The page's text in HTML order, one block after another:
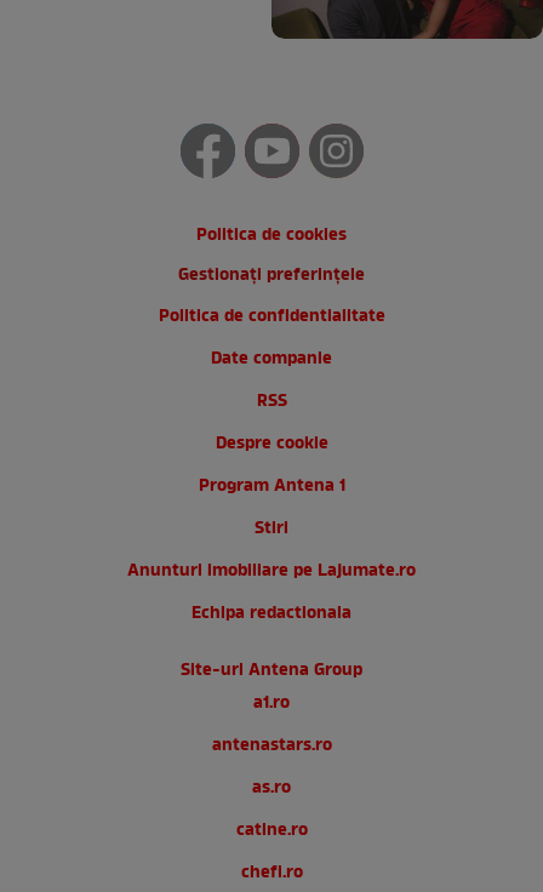
Politica de cookies
Gestionați preferințele
Politica de confidentialitate
Date companie
RSS
Despre cookie
Program Antena 1
Stiri
Anunturi imobiliare pe Lajumate.ro
Echipa redactionala
Site-uri Antena Group
a1.ro
antenastars.ro
as.ro
catine.ro
chefi.ro